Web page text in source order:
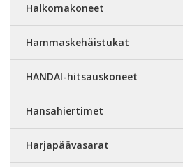
Halkomakoneet
Hammaskehäistukat
HANDAI-hitsauskoneet
Hansahiertimet
Harjapäävasarat